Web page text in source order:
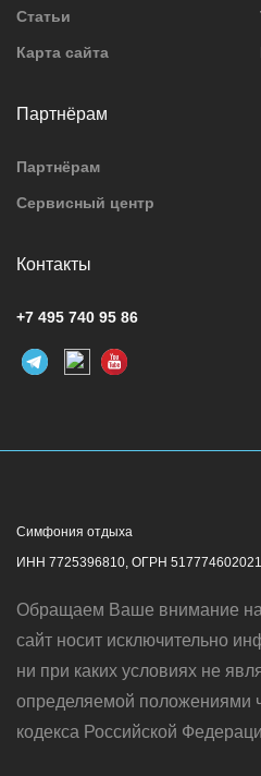
Статьи
Карта сайта
Партнёрам
Партнёрам
Сервисный центр
Контакты
+7 495 740 95 86
Симфония отдыха
ИНН 7725396810, ОГРН
Обращаем Ваше внимание на
сайт носит исключительно
ни при каких условиях не
определяемой положениями
кодекса Российской